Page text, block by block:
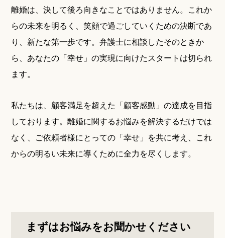
離婚は、決して後ろ向きなことではありません。これか
らの未来を明るく、笑顔で過ごしていくための決断であ
り、新たな第一歩です。弁護士に相談したそのときか
ら、あなたの「幸せ」の実現に向けたスタートは切られ
ます。
私たちは、顧客満足を超えた「顧客感動」の達成を目指
しております。離婚に関するお悩みを解決するだけでは
なく、ご依頼者様にとっての「幸せ」を共に考え、これ
からの明るい未来に導くために全力を尽くします。
まずはお悩みをお聞かせください